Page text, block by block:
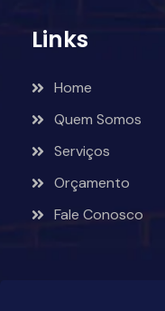
Links
Home
Quem Somos
Serviços
Orçamento
Fale Conosco